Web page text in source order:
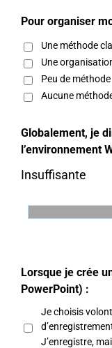
Pour organiser
Une méthode
Une
Peu de méthode
Aucune
Globalement, je
l’environnement
Insuffisante
Lorsque je crée
PowerPoint) :
Je choisis
J’enregistre,